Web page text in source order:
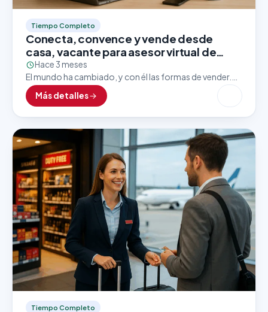
Tiempo Completo
Conecta, convence y vende desde
casa, vacante para asesor virtual de
ventas
Hace 3 meses
El mundo ha cambiado, y con él las formas de vender.
Hoy en día, las grandes marcas apuestan por asesores
comerciales que dominen el…
Más detalles
Tiempo Completo